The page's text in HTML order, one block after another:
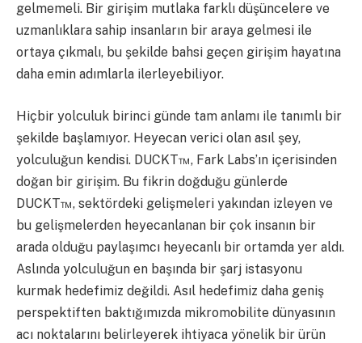
gelmemeli. Bir girişim mutlaka farklı düşüncelere ve
uzmanlıklara sahip insanların bir araya gelmesi ile
ortaya çıkmalı, bu şekilde bahsi geçen girişim hayatına
daha emin adımlarla ilerleyebiliyor.
Hiçbir yolculuk birinci günde tam anlamı ile tanımlı bir
şekilde başlamıyor. Heyecan verici olan asıl şey,
yolculuğun kendisi. DUCKT™, Fark Labs’ın içerisinden
doğan bir girişim. Bu fikrin doğduğu günlerde
DUCKT™, sektördeki gelişmeleri yakından izleyen ve
bu gelişmelerden heyecanlanan bir çok insanın bir
arada olduğu paylaşımcı heyecanlı bir ortamda yer aldı.
Aslında yolculuğun en başında bir şarj istasyonu
kurmak hedefimiz değildi. Asıl hedefimiz daha geniş
perspektiften baktığımızda mikromobilite dünyasının
acı noktalarını belirleyerek ihtiyaca yönelik bir ürün